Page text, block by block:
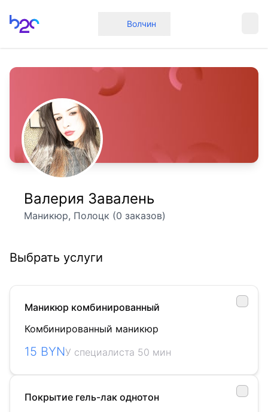
Главная Волчин
Валерия Завалень
Маникюр, Полоцк (0 заказов)
Выбрать услуги
Маникюр комбинированный
Комбинированный маникюр
15 BYNУ специалиста 50 мин
Покрытие гель-лак однотон